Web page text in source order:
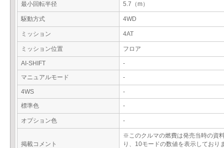
最小回転半径 5.7（m）
駆動方式 4WD
ミッション 4AT
ミッション位置 フロア
AI-SHIFT
-
マニュアルモード
-
4WS
-
標準色
-
オプション色 -
掲載コメント
※このクルマの燃費は発売当時の資
り、10モードの数値を表示しており